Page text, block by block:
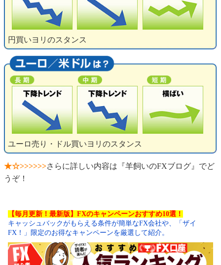
円買いヨリのスタンス
ユーロ売り・ドル買いヨリのスタンス
★☆>>>>>>さらに詳しい内容は『羊飼いのFXブログ』でど
うぞ！
【毎月更新！最新版】FXのキャンペーンおすすめ10選！
キャッシュバックがもらえる条件が簡単なFX会社や、「ザイ
FX！」限定のお得なキャンペーンを厳選して紹介。